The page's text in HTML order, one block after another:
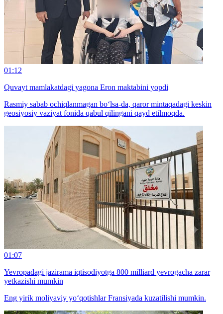
01:12
Quvayt mamlakatdagi yagona Eron maktabini yopdi
Rasmiy sabab ochiqlanmagan bo‘lsa-da, qaror mintaqadagi keskin
geosiyosiy vaziyat fonida qabul qilingani qayd etilmoqda.
01:07
Yevropadagi jazirama iqtisodiyotga 800 milliard yevrogacha zarar
yetkazishi mumkin
Eng yirik moliyaviy yo‘qotishlar Fransiyada kuzatilishi mumkin.